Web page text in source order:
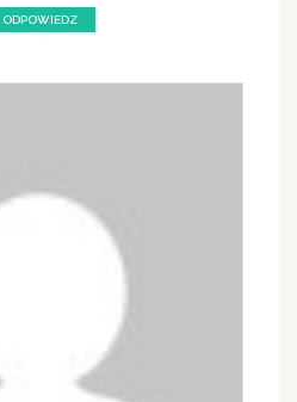
ODPOWIEDZ